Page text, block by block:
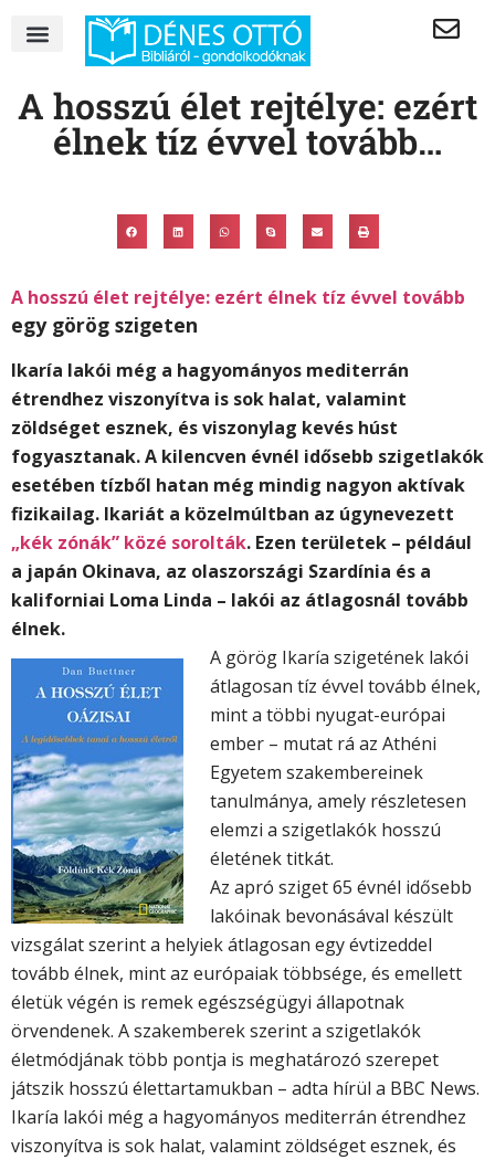
A hosszú élet rejtélye: ezért
élnek tíz évvel tovább…
A hosszú élet rejtélye: ezért élnek tíz évvel tovább
egy görög szigeten
Ikaría lakói még a hagyományos mediterrán
étrendhez viszonyítva is sok halat, valamint
zöldséget esznek, és viszonylag kevés húst
fogyasztanak. A kilencven évnél idősebb szigetlakók
esetében tízből hatan még mindig nagyon aktívak
fizikailag. Ikariát a közelmúltban az úgynevezett
„kék zónák” közé sorolták. Ezen területek – például
a japán Okinava, az olaszországi Szardínia és a
kaliforniai Loma Linda – lakói az átlagosnál tovább
élnek.
A görög Ikaría szigetének lakói
átlagosan tíz évvel tovább élnek,
mint a többi nyugat-európai
ember – mutat rá az Athéni
Egyetem szakembereinek
tanulmánya, amely részletesen
elemzi a szigetlakók hosszú
életének titkát.
Az apró sziget 65 évnél idősebb
lakóinak bevonásával készült
vizsgálat szerint a helyiek átlagosan egy évtizeddel
tovább élnek, mint az európaiak többsége, és emellett
életük végén is remek egészségügyi állapotnak
örvendenek. A szakemberek szerint a szigetlakók
életmódjának több pontja is meghatározó szerepet
játszik hosszú élettartamukban – adta hírül a BBC News.
Ikaría lakói még a hagyományos mediterrán étrendhez
viszonyítva is sok halat, valamint zöldséget esznek, és